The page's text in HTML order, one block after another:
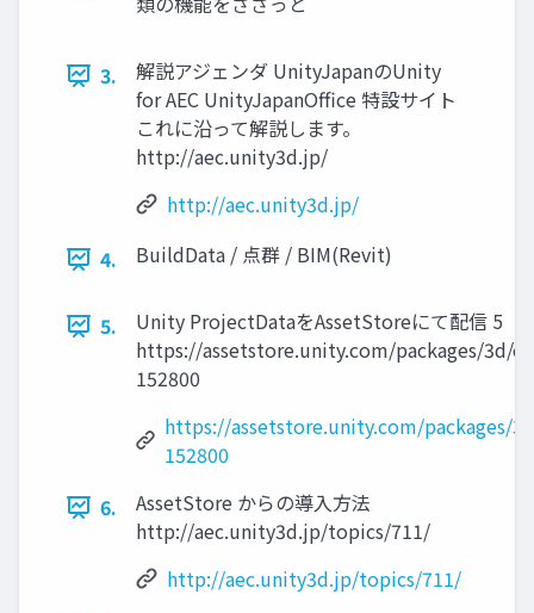
3.
解説アジェンダ UnityJapanのUnity
for AEC UnityJapanOffice 特設サイト
これに沿って解説します。
http://aec.unity3d.jp/
http://aec.unity3d.jp/
4.
BuildData / 点群 / BIM(Revit)
5.
Unity ProjectDataをAssetStoreにて配信 5
https://assetstore.unity.com/packages/3d/
152800
https://assetstore.unity.com/packages/
152800
6.
AssetStore からの導入方法
http://aec.unity3d.jp/topics/711/
http://aec.unity3d.jp/topics/711/